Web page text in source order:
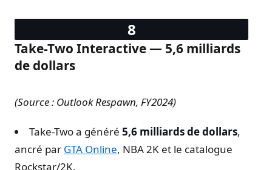
Take-Two Interactive — 5,6 milliards
de dollars
(Source : Outlook Respawn, FY2024)
Take-Two a généré 5,6 milliards de dollars,
ancré par GTA Online, NBA 2K et le catalogue
Rockstar/2K.